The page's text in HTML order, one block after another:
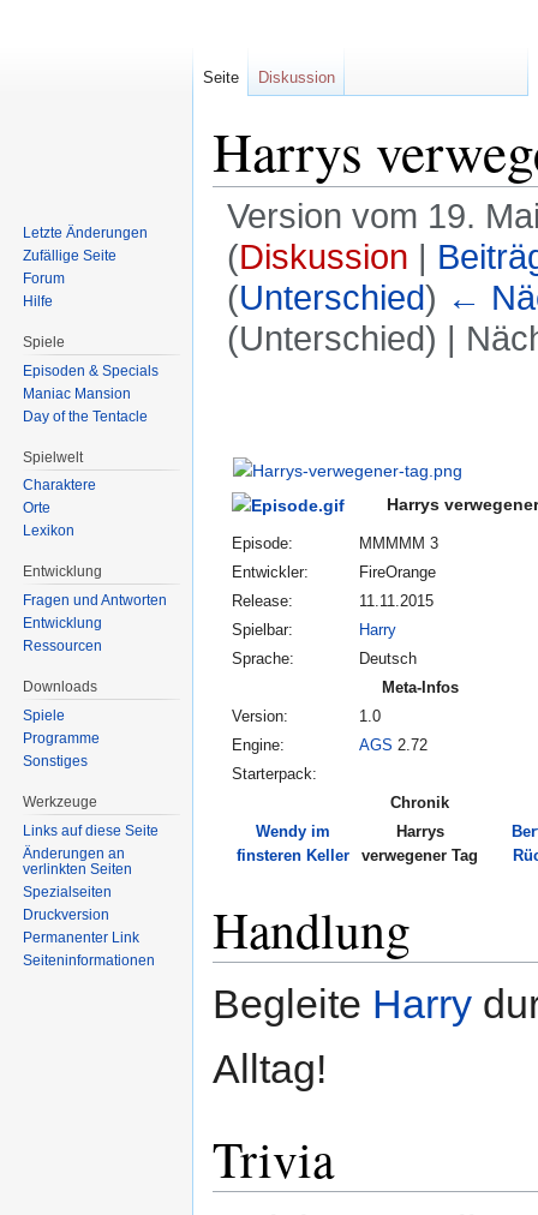
Harrys
Version vom 19.
(Diskussion |
(Unterschied) ←
(Unterschied) |
Harrys
Episode:
MMMMM 3
Entwickler:
FireOrange
Release:
11.11.2015
Spielbar:
Harry
Sprache:
Deutsch
Meta-Infos
Version:
1.0
Engine:
AGS 2.72
Starterpack:
Chronik
Wendy im
finsteren Keller
Harrys
verwegener Tag
Handlung
Begleite Harry
Alltag!
Trivia
Seite Diskussion
Letzte Änderungen
Zufällige Seite
Forum
Hilfe
Spiele
Episoden & Specials
Maniac Mansion
Day of the Tentacle
Spielwelt
Charaktere
Orte
Lexikon
Entwicklung
Fragen und Antworten
Entwicklung
Ressourcen
Downloads
Spiele
Programme
Sonstiges
Werkzeuge
Links auf diese Seite
Änderungen an
verlinkten Seiten
Spezialseiten
Druckversion
Permanenter Link
Seiten­informationen